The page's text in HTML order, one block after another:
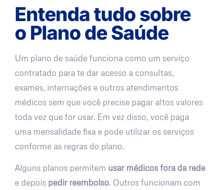
Entenda tudo sobre
o Plano de Saúde
Um plano de saúde funciona como um serviço
contratado para te dar acesso a consultas,
exames, internações e outros atendimentos
médicos sem que você precise pagar altos valores
toda vez que for usar. Em vez disso, você paga
uma mensalidade fixa e pode utilizar os serviços
conforme as regras do plano.
Alguns planos permitem usar médicos fora da rede
e depois pedir reembolso. Outros funcionam com